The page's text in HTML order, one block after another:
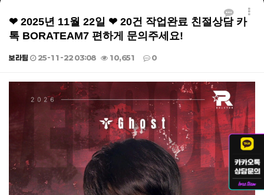
❤ 2025년 11월 22일 ❤ 20건 작업완료 친절상담 카
톡 BORATEAM7 편하게 문의주세요!
보라팀 25-11-22 03:08 10,651 0
본문